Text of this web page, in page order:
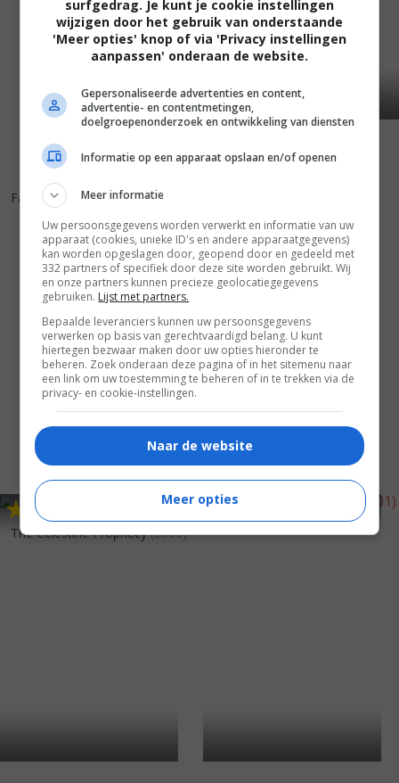
,0
Fast Five (2011)
Z (2007)
3
The Celestine Prophecy (2006)
5
Behind Enemy Lines (2001)
surfgedrag. Je kunt je cookie instellingen
wijzigen door het gebruik van onderstaande
'Meer opties' knop of via 'Privacy instellingen
aanpassen' onderaan de website.
Gepersonaliseerde advertenties en content,
advertentie- en contentmetingen,
doelgroepenonderzoek en ontwikkeling van diensten
Informatie op een apparaat opslaan en/of openen
Meer informatie
Uw persoonsgegevens worden verwerkt en informatie van uw
apparaat (cookies, unieke ID's en andere apparaatgegevens)
kan worden opgeslagen door, geopend door en gedeeld met
332 partners of specifiek door deze site worden gebruikt. Wij
en onze partners kunnen precieze geolocatiegegevens
gebruiken. Lijst met partners.
Bepaalde leveranciers kunnen uw persoonsgegevens
verwerken op basis van gerechtvaardigd belang. U kunt
hiertegen bezwaar maken door uw opties hieronder te
beheren. Zoek onderaan deze pagina of in het sitemenu naar
een link om uw toestemming te beheren of in te trekken via de
privacy- en cookie-instellingen.
Naar de website
Meer opties